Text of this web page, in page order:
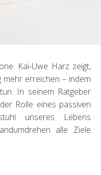
Kai-Uwe Harz zeigt,
erreichen – indem
In seinem Ratgeber
Rolle eines passiven
unseres Lebens
alle Ziele